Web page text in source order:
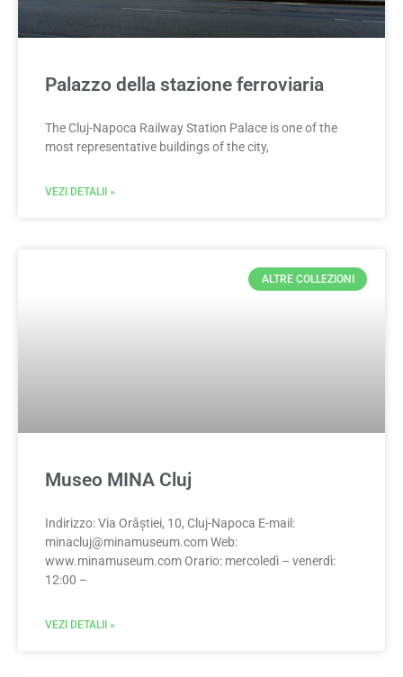
Palazzo della stazione ferroviaria
The Cluj-Napoca Railway Station Palace is one of the
most representative buildings of the city,
VEZI DETALII »
ALTRE COLLEZIONI
Museo MINA Cluj
Indirizzo: Via Orăștiei, 10, Cluj-Napoca E-mail:
minacluj@minamuseum.comWeb:
www.minamuseum.com Orario: mercoledì – venerdì:
12:00 –
VEZI DETALII »